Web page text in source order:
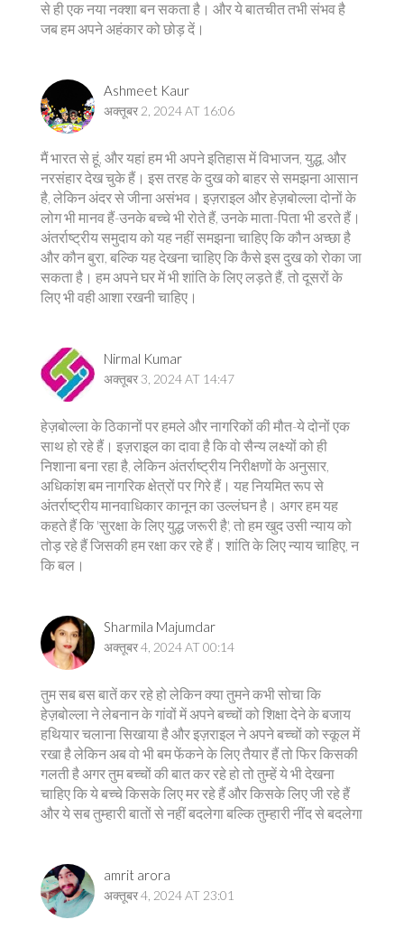
से ही एक नया नक्शा बन सकता है। और ये बातचीत तभी संभव है
जब हम अपने अहंकार को छोड़ दें।
Ashmeet Kaur
अक्तूबर 2, 2024 AT 16:06
मैं भारत से हूं, और यहां हम भी अपने इतिहास में विभाजन, युद्ध, और
नरसंहार देख चुके हैं। इस तरह के दुख को बाहर से समझना आसान
है, लेकिन अंदर से जीना असंभव। इज़राइल और हेज़बोल्ला दोनों के
लोग भी मानव हैं-उनके बच्चे भी रोते हैं, उनके माता-पिता भी डरते हैं।
अंतर्राष्ट्रीय समुदाय को यह नहीं समझना चाहिए कि कौन अच्छा है
और कौन बुरा, बल्कि यह देखना चाहिए कि कैसे इस दुख को रोका जा
सकता है। हम अपने घर में भी शांति के लिए लड़ते हैं, तो दूसरों के
लिए भी वही आशा रखनी चाहिए।
Nirmal Kumar
अक्तूबर 3, 2024 AT 14:47
हेज़बोल्ला के ठिकानों पर हमले और नागरिकों की मौत-ये दोनों एक
साथ हो रहे हैं। इज़राइल का दावा है कि वो सैन्य लक्ष्यों को ही
निशाना बना रहा है, लेकिन अंतर्राष्ट्रीय निरीक्षणों के अनुसार,
अधिकांश बम नागरिक क्षेत्रों पर गिरे हैं। यह नियमित रूप से
अंतर्राष्ट्रीय मानवाधिकार कानून का उल्लंघन है। अगर हम यह
कहते हैं कि 'सुरक्षा के लिए युद्ध जरूरी है', तो हम खुद उसी न्याय को
तोड़ रहे हैं जिसकी हम रक्षा कर रहे हैं। शांति के लिए न्याय चाहिए, न
कि बल।
Sharmila Majumdar
अक्तूबर 4, 2024 AT 00:14
तुम सब बस बातें कर रहे हो लेकिन क्या तुमने कभी सोचा कि
हेज़बोल्ला ने लेबनान के गांवों में अपने बच्चों को शिक्षा देने के बजाय
हथियार चलाना सिखाया है और इज़राइल ने अपने बच्चों को स्कूल में
रखा है लेकिन अब वो भी बम फेंकने के लिए तैयार हैं तो फिर किसकी
गलती है अगर तुम बच्चों की बात कर रहे हो तो तुम्हें ये भी देखना
चाहिए कि ये बच्चे किसके लिए मर रहे हैं और किसके लिए जी रहे हैं
और ये सब तुम्हारी बातों से नहीं बदलेगा बल्कि तुम्हारी नींद से बदलेगा
amrit arora
अक्तूबर 4, 2024 AT 23:01